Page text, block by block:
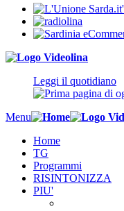
Leggi il quotidiano
Menu
Home
TG
Programmi
RISINTONIZZA
PIU'